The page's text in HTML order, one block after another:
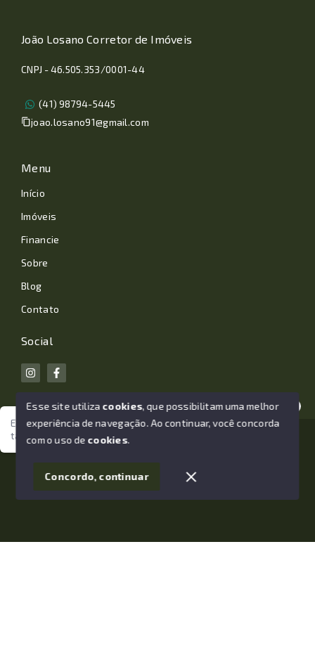
Estamos aqui para te ajudar. Vamos juntos nessa jornada
tão importante da sua vida?
João Losano Corretor de Imóveis
CNPJ - 46.505.353/0001-44
(41) 98794-5445
joao.losano91@gmail.com
Menu
Início
Imóveis
Financie
Sobre
Blog
Contato
Social
© Copyright 2026 - João Losano Corretor de Imóveis -
SITE PARA IMOBILIARIA
Esse site utiliza cookies, que possibilitam uma melhor
experiência de navegação.Ao continuar, você concorda
com o uso de cookies.
Concordo, continuar